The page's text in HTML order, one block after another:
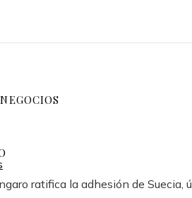
ratifica la adhesión de